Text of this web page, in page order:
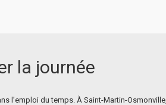
la journée
l’emploi du temps. À Saint-Martin-Osmonville,